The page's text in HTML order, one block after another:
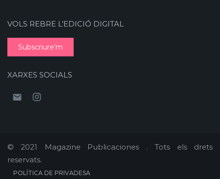
VOLS REBRE L’EDICIÓ DIGITAL
Subscriure'm
XARXES SOCIALS
© 2021 Magazine Publicaciones . Tots els drets
reservats.
POLÍTICA DE PRIVADESA